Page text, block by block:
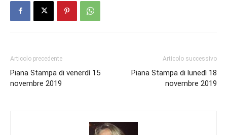
Articolo precedente
Piana Stampa di venerdì 15
novembre 2019
Articolo successivo
Piana Stampa di lunedì 18
novembre 2019